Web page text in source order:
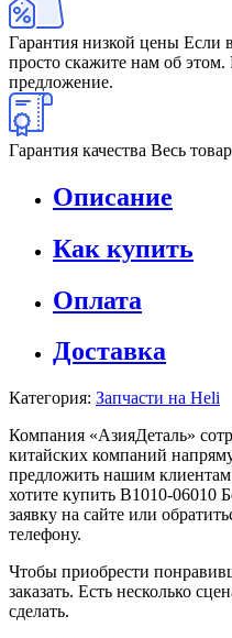
Гарантия низкой цены Если
просто скажите нам об
предложение.
Гарантия качества Весь
Описание
Как купить
Оплата
Доставка
Категория: Запчасти на Heli
Компания «АзияДеталь»
китайских компаний
предложить нашим
хотите купить B1010-06010
заявку на сайте или
телефону.
Чтобы приобрести
заказать. Есть несколько
сделать.